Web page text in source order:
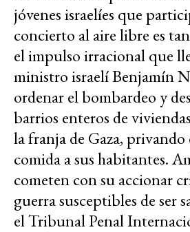
jóvenes israelíes que
concierto al aire libre es
el impulso irracional que
ministro israelí Benjamín
ordenar el bombardeo y
barrios enteros de
la franja de Gaza, privando
comida a sus habitantes.
cometen con su accionar
guerra susceptibles de ser
el Tribunal Penal